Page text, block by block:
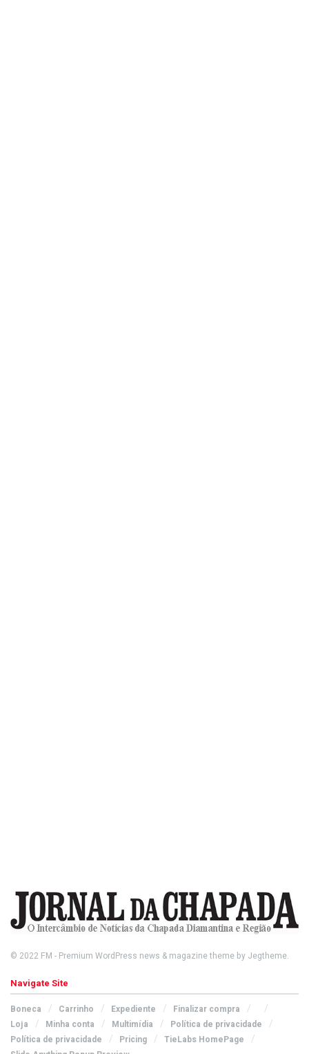
© 2022 FM - Premium WordPress news & magazine theme by Jegtheme.
Navigate Site
Boneca Carrinho Expediente
Finalizar compra
Loja
Minha conta Multimídia
Política de privacidade
Política de privacidade
Pricing
TieLabs HomePage